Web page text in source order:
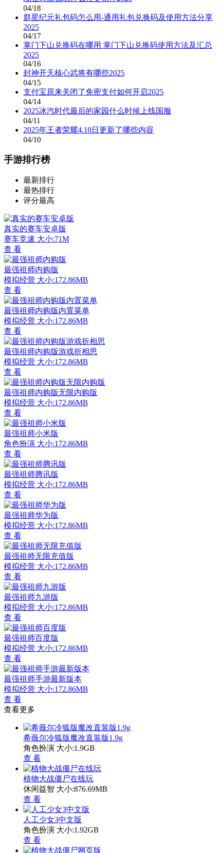
04/18
群星纪元礼包码怎么用-通用礼包兑换码及使用方法分享
2025
04/17
掌门下山兑换码在哪用 掌门下山兑换码使用方法及汇总
2025
04/16
封神开天核心武将有哪些2025
04/15
支付宝原来关闭了免密支付如何开启2025
04/14
2025冰汽时代最后的家园什么时候上线国服
04/11
2025年王者荣耀4.10日更新了哪些内容
04/10
手游排行榜
最新排行
最热排行
评分最高
真实的赛车安卓版
赛车竞速 大小:71M
查 看
最强祖师内购版
模拟经营 大小:172.86MB
查 看
最强祖师内购版内置菜单
模拟经营 大小:172.86MB
查 看
最强祖师内购版游戏折相思
模拟经营 大小:172.86MB
查 看
最强祖师内购版无限内购版
模拟经营 大小:172.86MB
查 看
最强祖师小米版
角色扮演 大小:172.86MB
查 看
最强祖师腾讯版
模拟经营 大小:172.86MB
查 看
最强祖师华为版
模拟经营 大小:172.86MB
查 看
最强祖师无限充值版
模拟经营 大小:172.86MB
查 看
最强祖师九游版
模拟经营 大小:172.86MB
查 看
最强祖师百度版
模拟经营 大小:172.86MB
查 看
最强祖师手游最新版本
模拟经营 大小:172.86MB
查 看
查看更多
希薇尔冷狐版魔改直装版1.9g
角色扮演 大小:1.9GB
查 看
植物大战僵尸在线玩
休闲益智 大小:876.69MB
查 看
人工少女3中文版
角色扮演 大小:1.92GB
查 看